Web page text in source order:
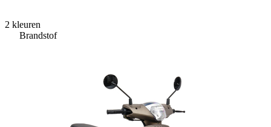
2 kleuren
Brandstof